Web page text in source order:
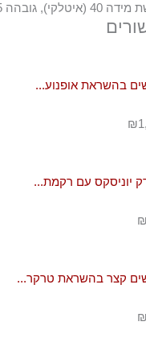
גובהה 175 ס"מ
בהשראת אופנוע...
₪
יוניסקס עם רקמת...
קצר בהשראת טרקר...